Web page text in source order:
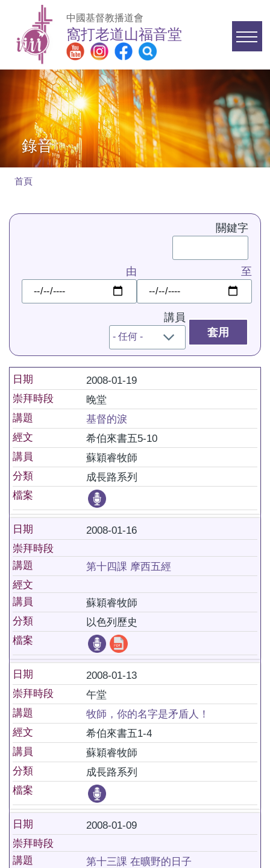
移至主內容
中國基督教播道會
窩打老道山福音堂
Main
navigation
錄音
航
首頁
關鍵字
由
期
至
期
講員
日期
2008-01-19
崇拜時段
晚堂
講題
基督的淚
經文
希伯來書五5-10
講員
蘇穎睿牧師
分類
成長路系列
檔案
日期
2008-01-16
崇拜時段
講題
第十四課 摩西五經
經文
講員
蘇穎睿牧師
分類
以色列歷史
檔案
日期
2008-01-13
崇拜時段
午堂
講題
牧師，你的名字是矛盾人！
經文
希伯來書五1-4
講員
蘇穎睿牧師
分類
成長路系列
檔案
日期
2008-01-09
崇拜時段
講題
第十三課 在曠野的日子